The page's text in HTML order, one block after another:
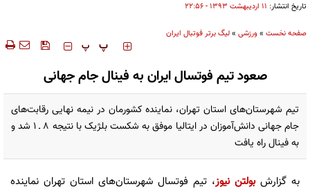
تاریخ انتشار: ۱۱ ارديبهشت ۱۳۹۳ - ۲۲:۵۶
صفحه نخست »ورزشی »لیگ برتر فوتبال ایران
‍‍‍ پ پ
صعود تیم فوتسال ایران به فینال جام ‌جهانی
تیم شهرستان‌های استان تهران، نماینده کشورمان در نیمه نهایی رقابت‌های
جام‌ جهانی دانش‌آموزان در ایتالیا موفق به شکست بلژیک با نتیجه ۸ ـ ۱ شد و
به فینال راه یافت
به گزارشبولتن نیوز، تیم فوتسال شهرستان‌های استان تهران نماینده